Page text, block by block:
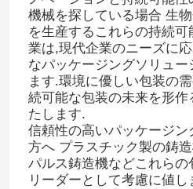
機械を探している場合 生
を生産するこれらの持続
業は,現代企業のニーズに
なパッケージングソリュ
ます.環境に優しい包装の
続可能な包装の未来を形
たします.
信頼性の高いパッケージン
方へ プラスチック製の鋳
パルス鋳造機などこれら
リーダーとして考慮に値し